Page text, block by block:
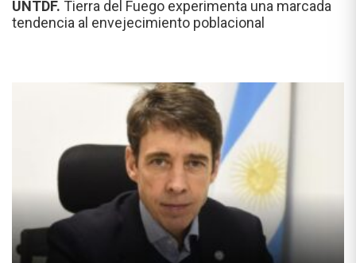
UNTDF. Tierra del Fuego experimenta una marcada
tendencia al envejecimiento poblacional